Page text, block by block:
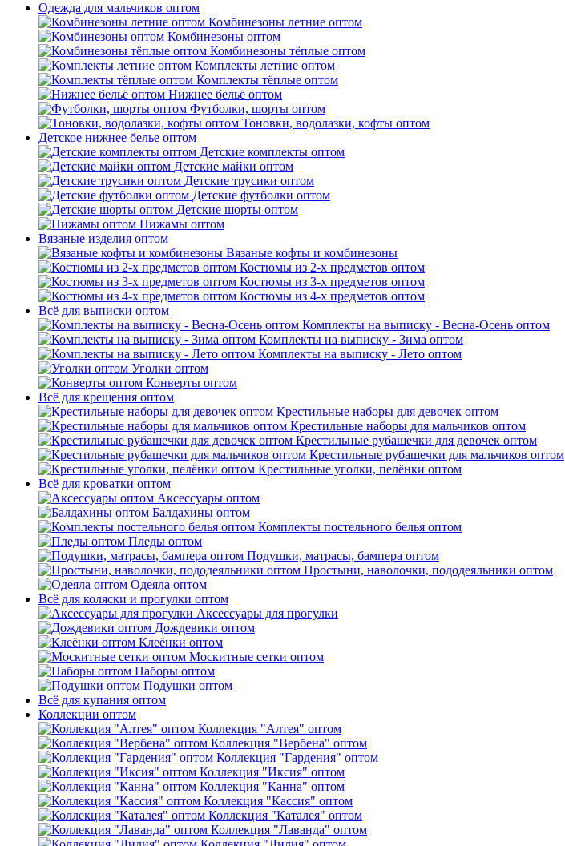
Одежда для мальчиков оптом
Комбинезоны летние оптом
Комбинезоны оптом
Комбинезоны тёплые оптом
Комплекты летние оптом
Комплекты тёплые оптом
Нижнее бельё оптом
Футболки, шорты оптом
Тоновки, водолазки, кофты оптом
Детское нижнее белье оптом
Детские комплекты оптом
Детские майки оптом
Детские трусики оптом
Детские футболки оптом
Детские шорты оптом
Пижамы оптом
Вязаные изделия оптом
Вязаные кофты и комбинезоны
Костюмы из 2-х предметов оптом
Костюмы из 3-х предметов оптом
Костюмы из 4-х предметов оптом
Всё для выписки оптом
Комплекты на выписку - Весна-Осень оптом
Комплекты на выписку - Зима оптом
Комплекты на выписку - Лето оптом
Уголки оптом
Конверты оптом
Всё для крещения оптом
Крестильные наборы для девочек оптом
Крестильные наборы для мальчиков оптом
Крестильные рубашечки для девочек оптом
Крестильные рубашечки для мальчиков оптом
Крестильные уголки, пелёнки оптом
Всё для кроватки оптом
Аксессуары оптом
Балдахины оптом
Комплекты постельного белья оптом
Пледы оптом
Подушки, матрасы, бампера оптом
Простыни, наволочки, пододеяльники оптом
Одеяла оптом
Всё для коляски и прогулки оптом
Аксессуары для прогулки
Дождевики оптом
Клеёнки оптом
Москитные сетки оптом
Наборы оптом
Подушки оптом
Всё для купания оптом
Коллекции оптом
Коллекция "Алтея" оптом
Коллекция "Вербена" оптом
Коллекция "Гардения" оптом
Коллекция "Иксия" оптом
Коллекция "Канна" оптом
Коллекция "Кассия" оптом
Коллекция "Каталея" оптом
Коллекция "Лаванда" оптом